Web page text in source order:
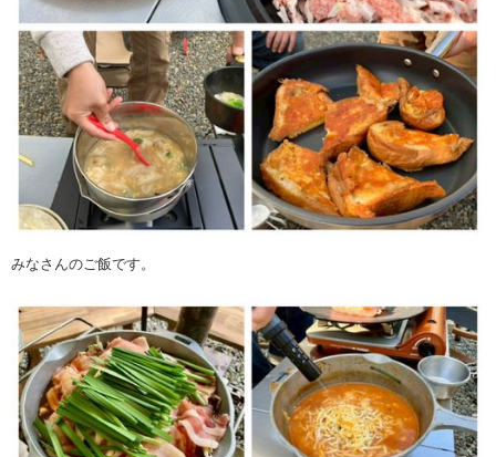
みなさんのご飯です。